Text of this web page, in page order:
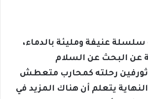
سلسلة عنيفة ومليئة بالدماء،
عن البحث عن السلام
ثورفين رحلته كمحارب متعطش
يتعلم أن هناك المزيد في